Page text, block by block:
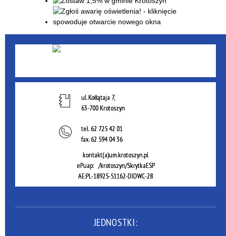
ul. Kołłątaja 7,
63-700 Krotoszyn
tel.62 725 42 01
fax.62 594 04 36
kontakt(a)um.krotoszyn.pl
ePuap: /krotoszyn/SkrytkaESP
AE:PL-18925-51162-DIDWC-28
JEDNOSTKI: